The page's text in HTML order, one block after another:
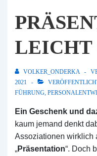
LEICHT
VOLKER_ONDERKA
2021
FÜHRUNG,
Ein Geschenk und
kaum jemand denkt
Assoziationen wirklich
„Präsentation“. Doch